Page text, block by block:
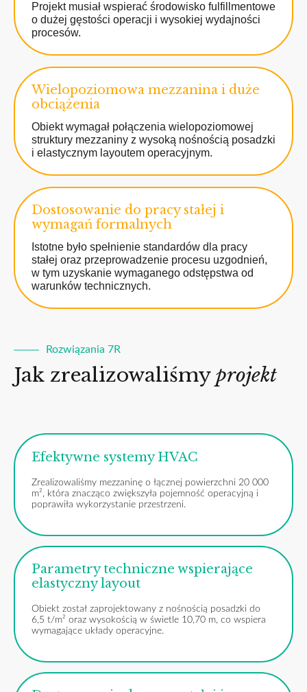
Projekt musiał wspierać środowisko fulfillmentowe
o dużej gęstości operacji i wysokiej wydajności
procesów.
Wielopoziomowa mezzanina i duże
obciążenia
Obiekt wymagał połączenia wielopoziomowej
struktury mezzaniny z wysoką nośnością posadzki
i elastycznym layoutem operacyjnym.
Dostosowanie do pracy stałej i
wymagań formalnych
Istotne było spełnienie standardów dla pracy
stałej oraz przeprowadzenie procesu uzgodnień,
w tym uzyskanie wymaganego odstępstwa od
warunków technicznych.
Rozwiązania 7R
Jak zrealizowaliśmy projekt
Efektywne systemy HVAC
Zrealizowaliśmy mezzaninę o łącznej powierzchni 20 000
m², która znacząco zwiększyła pojemność operacyjną i
poprawiła wykorzystanie przestrzeni.
Parametry techniczne wspierające
elastyczny layout
Obiekt został zaprojektowany z nośnością posadzki do
6,5 t/m² oraz wysokością w świetle 10,70 m, co wspiera
wymagające układy operacyjne.